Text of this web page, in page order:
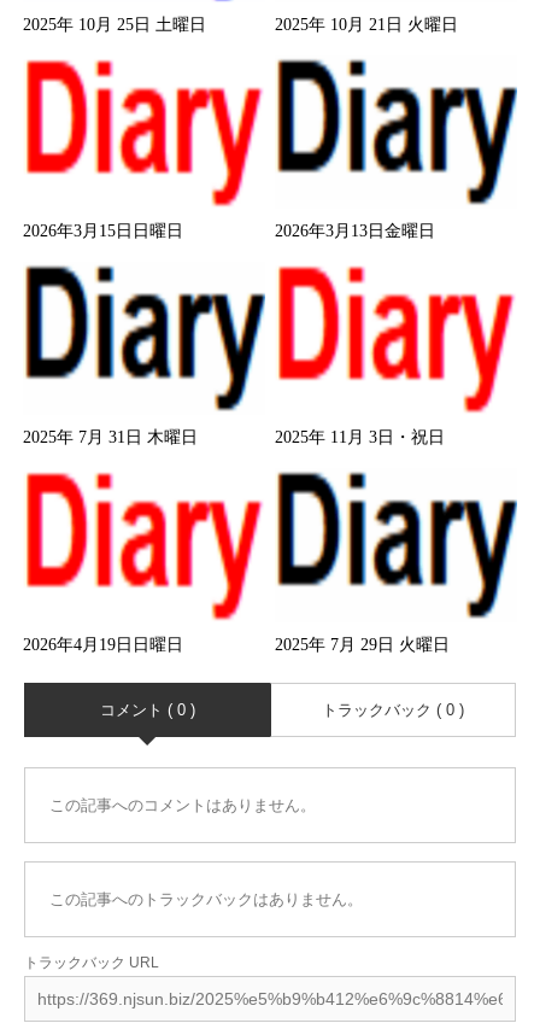
2025年 10月 25日 土曜日 2025年 10月 21日 火曜日
2026年3月15日日曜日 2026年3月13日金曜日
2025年 7月 31日 木曜日 2025年 11月 3日・祝日
2026年4月19日日曜日 2025年 7月 29日 火曜日
コメント ( 0 ) トラックバック ( 0 )
この記事へのコメントはありません。
この記事へのトラックバックはありません。
トラックバック URL